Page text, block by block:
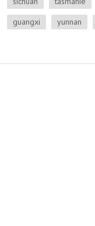
guangxi
yunnan